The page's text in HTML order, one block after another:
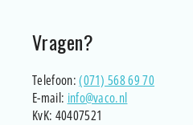
Vragen?
Telefoon:(071) 568 69 70
E-mail: info@vaco.nl
KvK: 40407521